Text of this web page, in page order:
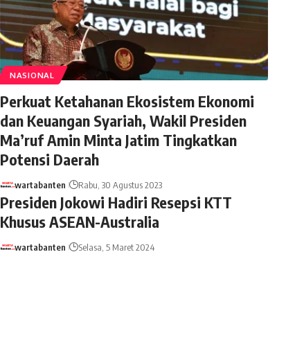
NASIONAL
Perkuat Ketahanan Ekosistem Ekonomi
dan Keuangan Syariah, Wakil Presiden
Ma’ruf Amin Minta Jatim Tingkatkan
Potensi Daerah
wartabanten Rabu, 30 Agustus 2023
Presiden Jokowi Hadiri Resepsi KTT
Khusus ASEAN-Australia
wartabanten Selasa, 5 Maret 2024